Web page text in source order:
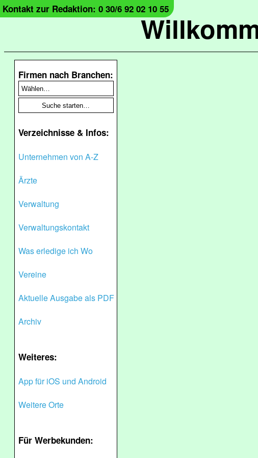
Kontakt zur Redaktion: 0 30/6 92 02 10 55
Firmen nach Branchen:
Verzeichnisse & Infos:
Unternehmen von A-Z
Ärzte
Verwaltung
Verwaltungskontakt
Was erledige ich Wo
Vereine
Aktuelle Ausgabe als PDF
Archiv
Weiteres:
App für iOS und Android
Weitere Orte
Für Werbekunden: